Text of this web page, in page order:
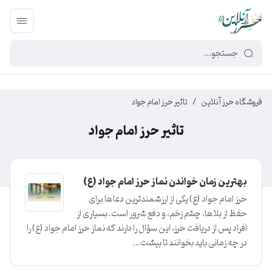
449f43cf-3da2-4422-bb12-2566cb5b8b05
فروشگاه حرز آنلاین / تاثیر حرز امام جواد
تاثیر حرز امام جواد
بهترین زمان خواندن نماز حرز امام جواد (ع)
حرز امام جواد (ع) یکی از ارزشمندترین دعاها برای
حفظ از بلاها، چشم زخم، و دفع شرور است. بسیاری از
افراد پس از دریافت حرز، این سؤال را دارند که نماز حرز امام جواد (ع) را
در چه زمانی باید بخوانند تا بیشت...